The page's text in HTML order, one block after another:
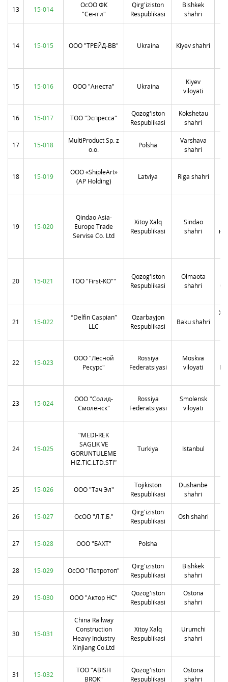
13 15-014
ОсОО ФК
"Сенти"
Qirg'iziston
Respublikasi
Bishkek
shahri
14 15-015 ООО "ТРЕЙД-ВВ" Ukraina Kiyev shahri
15 15-016 ООО "Анеста" Ukraina
Kiyev
viloyati
16 15-017 ТОО "Эспресса"
Qozog'iston
Respublikasi
Kokshetau
shahri
17 15-018
MultiProduct Sp. z
o.o.
Polsha
Varshava
shahri
18 15-019
ООО «ShipleArt»
(AP Holding)
Latviya Riga shahri
19 15-020
Qindao Asia-
Europe Trade
Servise Co. Ltd
Xitoy Xalq
Respublikasi
Sindao
shahri
20 15-021 ТОО "First-KO""
Qozog'iston
Respublikasi
Olmaota
shahri
21 15-022
“Delfin Caspian”
LLC
Ozarbayjon
Respublikasi
Baku shahri
22 15-023
ООО "Лесной
Ресурс"
Rossiya
Federatsiyasi
Moskva
viloyati
23 15-024
ООО "Солид-
Смоленск"
Rossiya
Federatsiyasi
Smolensk
viloyati
24 15-025
“MEDI-REK
SAGLIK VE
GORUNTULEME
HIZ.TIC.LTD.STI”
Turkiya Istanbul
25 15-026 ООО "Тач Эл"
Tojikiston
Respublikasi
Dushanbe
shahri
26 15-027 ОсОО "Л.Т.Б."
Qirg'iziston
Respublikasi
Osh shahri
27 15-028 ООО "БАХТ" Polsha
28 15-029 ОсОО "Петротоп"
Qirg'iziston
Respublikasi
Bishkek
shahri
29 15-030 ООО "Актор НС"
Qozog'iston
Respublikasi
Ostona
shahri
30 15-031
China Railway
Construction
Heavy Industry
XinJiang Co.Ltd
Xitoy Xalq
Respublikasi
Urumchi
shahri
31 15-032
ТОО "ABISH
BROK"
Qozog'iston
Respublikasi
Ostona
shahri